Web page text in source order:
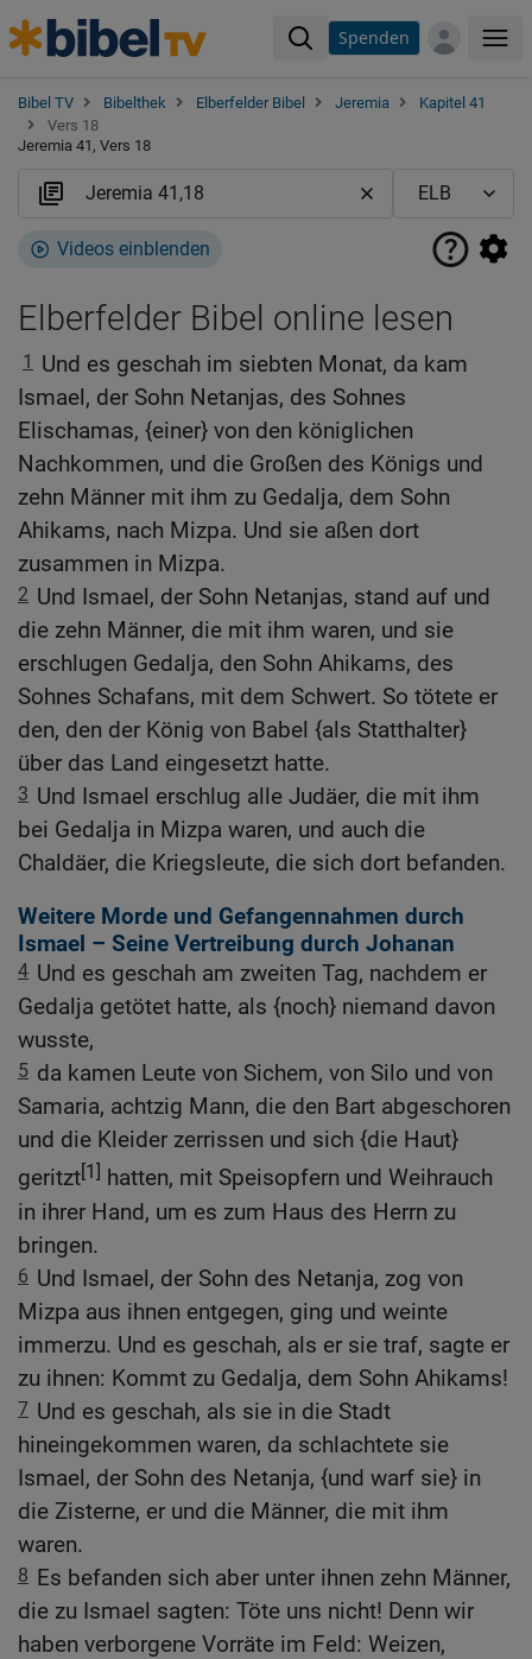
Spenden
Bibel TV Bibelthek Elberfelder Bibel Jeremia
Kapitel 41
Vers 18
Jeremia 41, Vers 18
Videos einblenden
Elberfelder Bibel online lesen
1 Und es geschah im siebten Monat, da kam
Ismael, der Sohn Netanjas, des Sohnes
Elischamas, {einer} von den königlichen
Nachkommen, und die Großen des Königs und
zehn Männer mit ihm zu Gedalja, dem Sohn
Ahikams, nach Mizpa. Und sie aßen dort
zusammen in Mizpa.
2 Und Ismael, der Sohn Netanjas, stand auf und
die zehn Männer, die mit ihm waren, und sie
erschlugen Gedalja, den Sohn Ahikams, des
Sohnes Schafans, mit dem Schwert. So tötete er
den, den der König von Babel {als Statthalter}
über das Land eingesetzt hatte.
3 Und Ismael erschlug alle Judäer, die mit ihm
bei Gedalja in Mizpa waren, und auch die
Chaldäer, die Kriegsleute, die sich dort befanden.
Weitere Morde und Gefangennahmen durch
Ismael – Seine Vertreibung durch Johanan
4 Und es geschah am zweiten Tag, nachdem er
Gedalja getötet hatte, als {noch} niemand davon
wusste,
5 da kamen Leute von Sichem, von Silo und von
Samaria, achtzig Mann, die den Bart abgeschoren
und die Kleider zerrissen und sich {die Haut}
geritzt[1] hatten, mit Speisopfern und Weihrauch
in ihrer Hand, um es zum Haus des Herrn zu
bringen.
6 Und Ismael, der Sohn des Netanja, zog von
Mizpa aus ihnen entgegen, ging und weinte
immerzu. Und es geschah, als er sie traf, sagte er
zu ihnen: Kommt zu Gedalja, dem Sohn Ahikams!
7 Und es geschah, als sie in die Stadt
hineingekommen waren, da schlachtete sie
Ismael, der Sohn des Netanja, {und warf sie} in
die Zisterne, er und die Männer, die mit ihm
waren.
8 Es befanden sich aber unter ihnen zehn Männer,
die zu Ismael sagten: Töte uns nicht! Denn wir
haben verborgene Vorräte im Feld: Weizen,